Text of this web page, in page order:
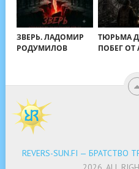
ЗВЕРЬ. ЛАДОМИР
РОДУМИЛОВ
ТЮРЬМА
ПОБЕГ ОТ
REVERS-SUN.FI — БРАТСТВО